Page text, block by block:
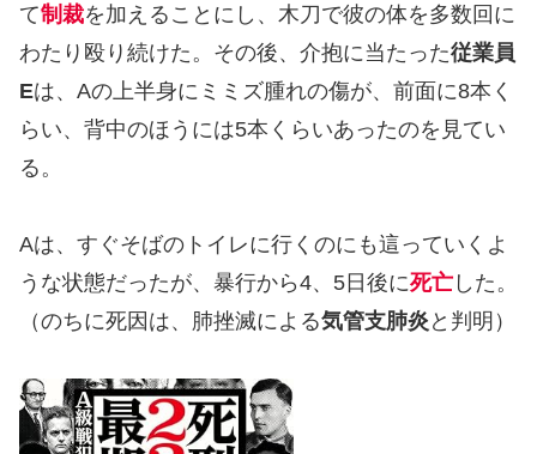
て制裁を加えることにし、木刀で彼の体を多数回に
わたり殴り続けた。その後、介抱に当たった従業員
Eは、Aの上半身にミミズ腫れの傷が、前面に8本く
らい、背中のほうには5本くらいあったのを見てい
る。
Aは、すぐそばのトイレに行くのにも這っていくよ
うな状態だったが、暴行から4、5日後に死亡 した。
（のちに死因は、肺挫滅による気管支肺炎 と判明）